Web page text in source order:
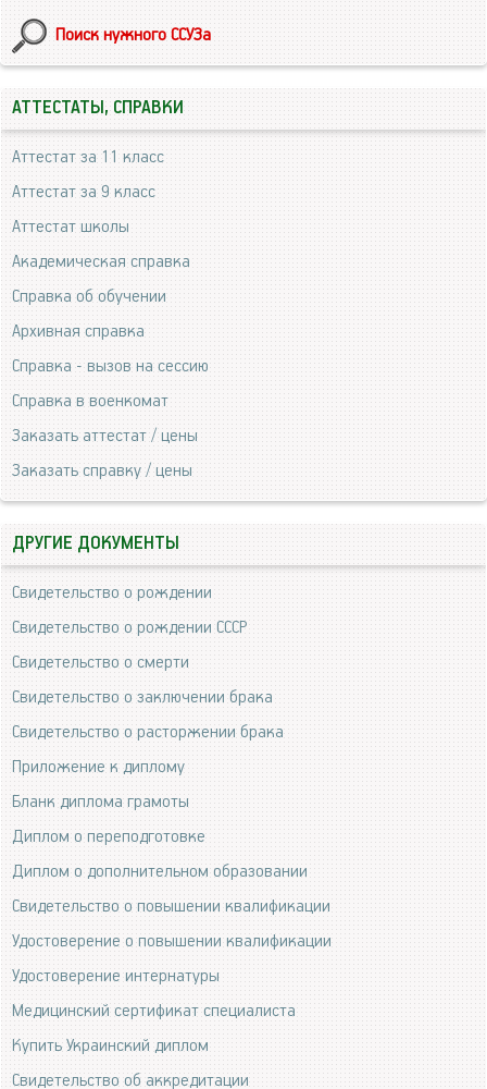
Поиск нужного ССУЗа
АТТЕСТАТЫ, СПРАВКИ
Аттестат за 11 класс
Аттестат за 9 класс
Аттестат школы
Академическая справка
Справка об обучении
Архивная справка
Справка - вызов на сессию
Справка в военкомат
Заказать аттестат / цены
Заказать справку / цены
ДРУГИЕ ДОКУМЕНТЫ
Свидетельство о рождении
Свидетельство о рождении СССР
Свидетельство о смерти
Свидетельство о заключении брака
Свидетельство о расторжении брака
Приложение к диплому
Бланк диплома грамоты
Диплом о переподготовке
Диплом о дополнительном образовании
Свидетельство о повышении квалификации
Удостоверение о повышении квалификации
Удостоверение интернатуры
Медицинский сертификат специалиста
Купить Украинский диплом
Свидетельство об аккредитации